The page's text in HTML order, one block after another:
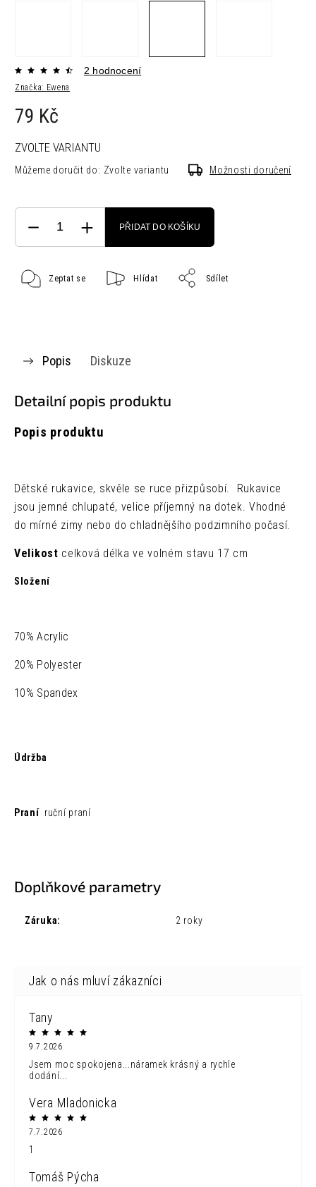
Značka: Ewena
2 hodnocení
79 Kč
ZVOLTE VARIANTU
Můžeme doručit do: Zvolte variantu Možnosti doručení
PŘIDAT DO KOŠÍKU
Zeptat se Hlídat Sdílet
Popis Diskuze
Detailní popis produktu
Popis produktu
Dětské rukavice, skvěle se ruce přizpůsobí. Rukavice
jsou jemné chlupaté, velice příjemný na dotek. Vhodné
do mírné zimy nebo do chladnějšího podzimního počasí.
Velikost celková délka ve volném stavu 17 cm
Složení
70% Acrylic
20% Polyester
10% Spandex
Údržba
Praní ruční praní
Doplňkové parametry
Záruka: 2 roky
Tany
9.7.2026
Jsem moc spokojena...náramek krásný a rychle
dodání...
Vera Mladonicka
7.7.2026
1
Tomáš Pýcha